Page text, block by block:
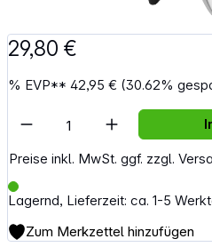
29,80 €
% EVP**42,95 € (30.62%
Preise inkl. MwSt. ggf. zzgl.
Lagernd, Lieferzeit: ca. 1-5
Artikel Anzahl: Gib
Zum Merkzettel hinzufügen